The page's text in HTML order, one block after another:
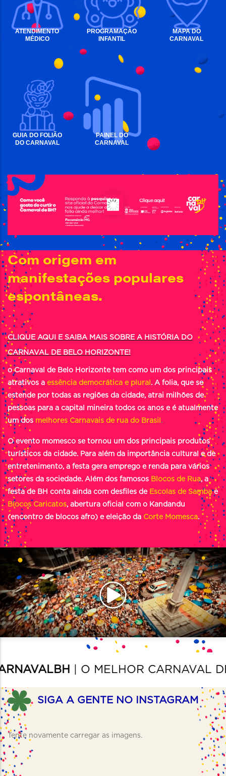
ATENDIMENTO
MÉDICO
PROGRAMAÇÃO
INFANTIL
MAPA DO
CARNAVAL
GUIA DO FOLIÃO
DO CARNAVAL
PAINEL DO
CARNAVAL
Com origem em
manifestações populares
espontâneas.
CLIQUE AQUI E SAIBA MAIS SOBRE A HISTÓRIA DO
CARNAVAL DE BELO HORIZONTE!
o Carnaval de Belo Horizonte tem como um dos principais
atrativos a essência democrática e plural . A folia, que se
estende por todas as regiões da cidade, atrai milhões de
pessoas para a capital mineira todos os anos e é atualmente
um dos melhores Carnavais de rua do Brasil .
O evento momesco se tornou um dos principais produtos
turísticos da cidade. Para além da importância cultural e de
entretenimento, a festa gera emprego e renda para vários
setores da sociedade. Além dos famosos Blocos de Rua, a
festa de BH conta ainda com desfiles de Escolas de Samba e
Blocos Caricatos, abertura oficial com o Kandandu
(encontro de blocos afro) e eleição da Corte Momesca.
| O MELHOR CARNAVAL DE
SIGA A GENTE NO INSTAGRAM
Tente novamente carregar as imagens.